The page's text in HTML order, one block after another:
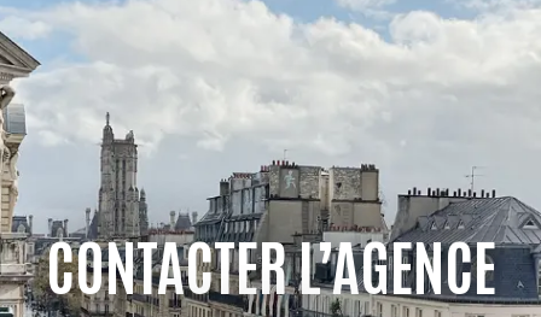
CONTACTER L’AGENCE